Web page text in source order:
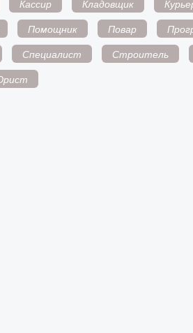
Кассир Кладовщик
Помощник Повар
Специалист Строитель